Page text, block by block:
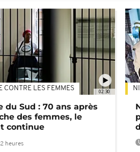
02:30
CONTRE LES FEMMES
du Sud : 70 ans après
des femmes, le
continue
heures